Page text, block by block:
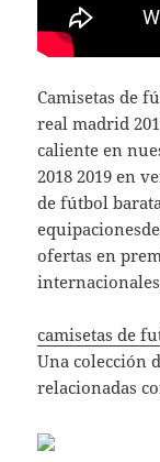
Camisetas de
real madrid
caliente en
2018 2019 en
de fútbol
ofertas en
camisetas de
Una colección
relacionadas